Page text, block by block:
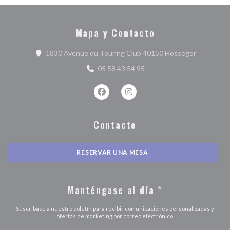
Mapa y Contacto
1830 Avenue du Touring Club 40150 Hossegor((abre en
05 58 43 54 95
Facebook ((abre en una nueva
Instagram ((abre en una
Contacto
RESERVAR UNA MESA
Manténgase al día *
Suscríbase a nuestro boletín para recibir comunicaciones personalizadas y
ofertas de marketing por correo electrónico.